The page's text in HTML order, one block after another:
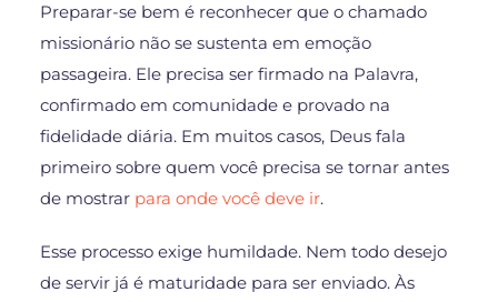
Preparar-se bem é reconhecer que o chamado
missionário não se sustenta em emoção
passageira. Ele precisa ser firmado na Palavra,
confirmado em comunidade e provado na
fidelidade diária. Em muitos casos, Deus fala
primeiro sobre quem você precisa se tornar antes
de mostrar para onde você deve ir.
Esse processo exige humildade. Nem todo desejo
de servir já é maturidade para ser enviado. Às